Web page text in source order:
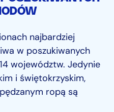
najbardziej
w poszukiwanych
województw. Jedynie
i świętokrzyskim,
ropą są